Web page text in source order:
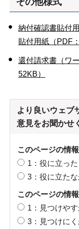
納付確認書貼付
貼付用紙 （PDF
還付請求書 （ワ
52KB）
より良いウェブ
意見をお聞かせ
このページの情
1：役に立った
3：役に立た
このページの情
1：見つけや
3：見つけに